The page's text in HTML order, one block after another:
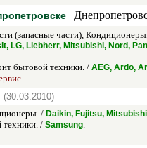
|
(запасные части),
LG, Liebherr, Mitsubishi, Nord,
бытовой техники. / AEG, Ardo,
(30.03.2010)
/ Daikin, Fujitsu,
техники. / Samsung.